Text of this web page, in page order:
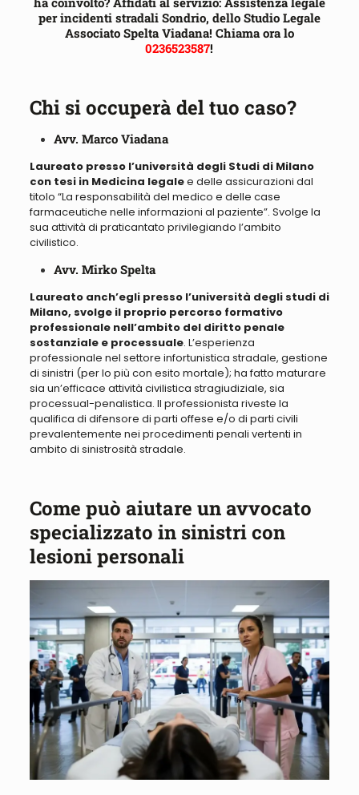
per incidenti stradali Sondrio, dello Studio Legale
Associato Spelta Viadana! Chiama ora lo
0236523587!
Chi si occuperà del tuo caso?
Avv. Marco Viadana
Laureato presso l’università degli Studi di Milano
con tesi in Medicina legalee delle assicurazioni dal
titolo “La responsabilità del medico e delle case
farmaceutiche nelle informazioni al paziente”. Svolge la
sua attività di praticantato privilegiando l’ambito
civilistico.
Avv. Mirko Spelta
Laureato anch’egli presso l’università degli studi di
Milano, svolge il proprio percorso formativo
professionale nell’ambito del diritto penale
sostanziale e processuale. L’esperienza
professionale nel settore infortunistica stradale, gestione
di sinistri (per lo più con esito mortale); ha fatto maturare
sia un’efficace attività civilistica stragiudiziale, sia
processual-penalistica. Il professionista riveste la
qualifica di difensore di parti offese e/o di parti civili
prevalentemente nei procedimenti penali vertenti in
ambito di sinistrosità stradale.
Come può aiutare un avvocato
specializzato in sinistri con
lesioni personali